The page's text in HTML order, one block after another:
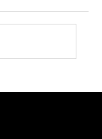
rápida